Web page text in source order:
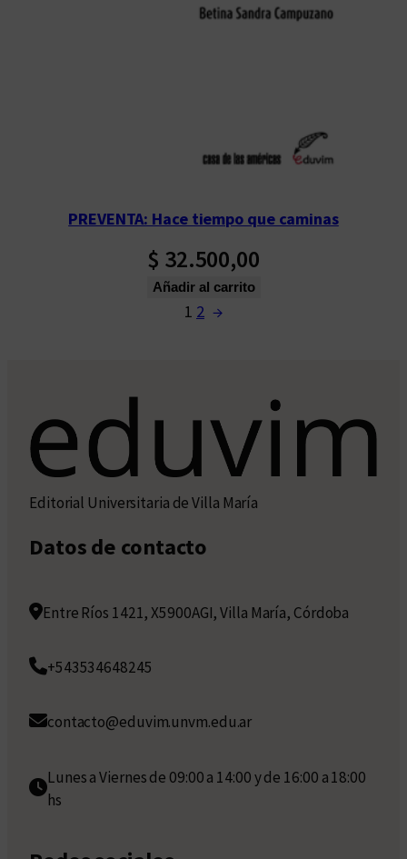
PREVENTA: Hace tiempo que caminas
$ 32.500,00
Añadir al carrito
1 2 →
Editorial Universitaria de Villa María
Datos de contacto
Entre Ríos 1421, X5900AGI, Villa María, Córdoba
+543534648245
contacto@eduvim.unvm.edu.ar
Lunes a Viernes de 09:00 a 14:00 y de 16:00 a 18:00
hs